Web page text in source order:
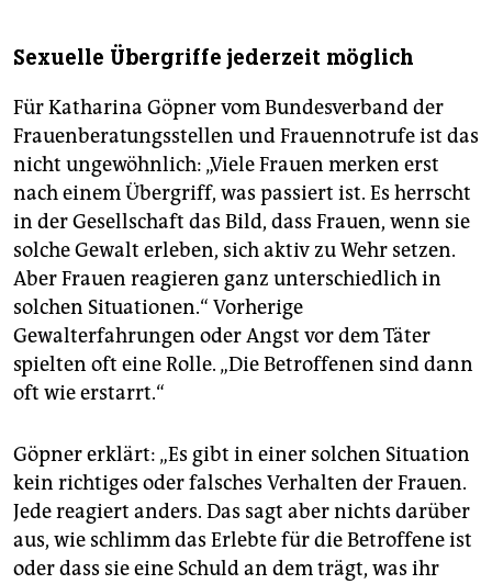
Sexuelle Übergriffe jederzeit möglich
Für Katharina Göpner vom Bundesverband der
Frauenberatungsstellen und Frauennotrufe ist das
nicht ungewöhnlich: „Viele Frauen merken erst
nach einem Übergriff, was passiert ist. Es herrscht
in der Gesellschaft das Bild, dass Frauen, wenn sie
solche Gewalt erleben, sich aktiv zu Wehr setzen.
Aber Frauen reagieren ganz unterschiedlich in
solchen Situationen.“ Vorherige
Gewalterfahrungen oder Angst vor dem Täter
spielten oft eine Rolle. „Die Betroffenen sind dann
oft wie erstarrt.“
Göpner erklärt: „Es gibt in einer solchen Situation
kein richtiges oder falsches Verhalten der Frauen.
Jede reagiert anders. Das sagt aber nichts darüber
aus, wie schlimm das Erlebte für die Betroffene ist
oder dass sie eine Schuld an dem trägt, was ihr